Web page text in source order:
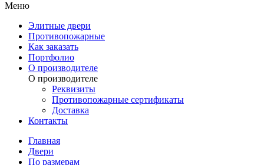
Меню
Элитные двери
Противопожарные
Как заказать
Портфолио
О производителе
О производителе
Реквизиты
Противопожарные сертификаты
Доставка
Контакты
Главная
Двери
По размерам